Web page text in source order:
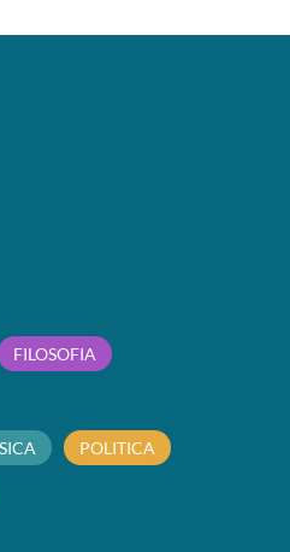
FILOSOFIA
POLITICA